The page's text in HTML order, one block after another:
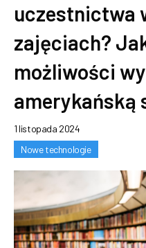
uczestnictwa
zajęciach?
możliwości
amerykańską
1 listopada 2024
Nowe technologie